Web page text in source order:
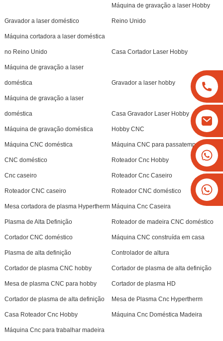
+16266628193
Gravador a laser doméstico
Máquina de gravação a laser Hobby
Reino Unido
Máquina cortadora a laser doméstica
no Reino Unido Casa Cortador Laser Hobby
Máquina de gravação a laser
doméstica Gravador a laser hobby
Máquina de gravação a laser
doméstica Casa Gravador Laser Hobby
Máquina de gravação doméstica Hobby CNC
Máquina CNC doméstica Máquina CNC para passatempo
CNC doméstico Roteador Cnc Hobby
Cnc caseiro Roteador Cnc Caseiro
Roteador CNC caseiro Roteador CNC doméstico
Mesa cortadora de plasma Hypertherm Máquina Cnc Caseira
Plasma de Alta Definição Roteador de madeira CNC doméstico
Cortador CNC doméstico Máquina CNC construída em casa
Plasma de alta definição Controlador de altura
Cortador de plasma CNC hobby Cortador de plasma de alta definição
Mesa de plasma CNC para hobby Cortador de plasma HD
Cortador de plasma de alta definição Mesa de Plasma Cnc Hypertherm
Casa Roteador Cnc Hobby Máquina Cnc Doméstica Madeira
Máquina Cnc para trabalhar madeira